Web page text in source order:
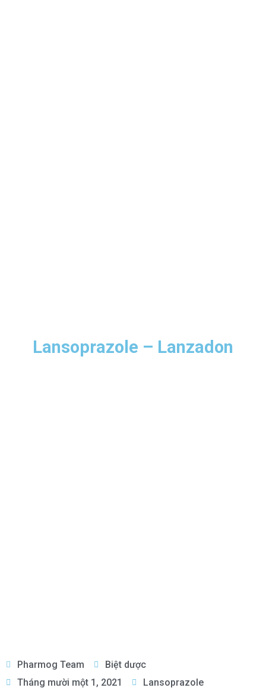
Lansoprazole – Lanzadon
Pharmog Team
Biệt dược
Tháng mười một 1, 2021
Lansoprazole